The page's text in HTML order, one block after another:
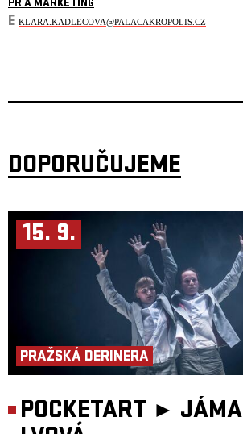
PR A MARKETING
E KLARA.KADLECOVA@PALACAKROPOLIS.CZ
DOPORUČUJEME
15. 9.
PRAŽSKÁ DERINERA
POCKETART ► JÁMA